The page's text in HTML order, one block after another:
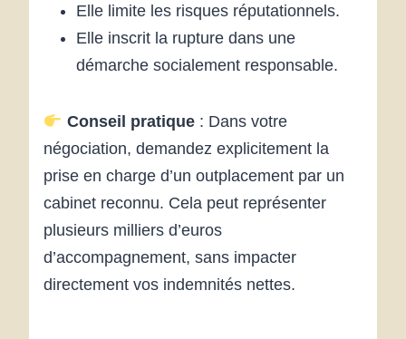
Elle limite les risques réputationnels.
Elle inscrit la rupture dans une
démarche socialement responsable.
Conseil pratique: Dans votre
négociation, demandez explicitement la
prise en charge d’un outplacement par un
cabinet reconnu. Cela peut représenter
plusieurs milliers d’euros
d’accompagnement, sans impacter
directement vos indemnités nettes.